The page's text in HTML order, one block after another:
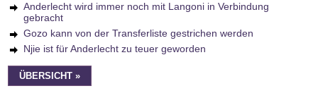
Anderlecht wird immer noch mit Langoni in Verbindung
gebracht
Gozo kann von der Transferliste gestrichen werden
Njie ist für Anderlecht zu teuer geworden
ÜBERSICHT »